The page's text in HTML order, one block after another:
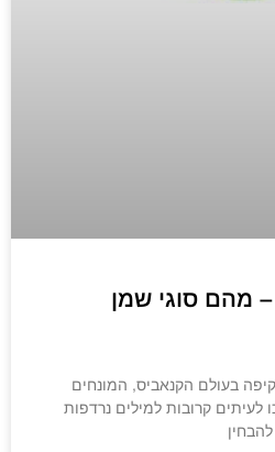
מהם סוגי שמן
בעולם הקנאביס, המונחים
לעיתים קרובות למילים נרדפות